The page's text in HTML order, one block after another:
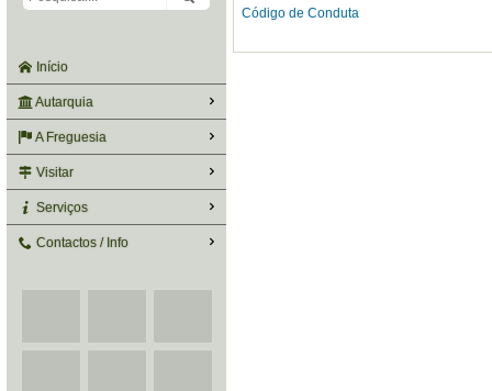
Início
Autarquia
A Freguesia
Visitar
Serviços
Contactos / Info
Código de Conduta